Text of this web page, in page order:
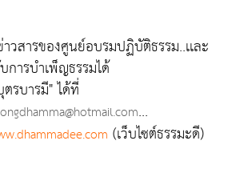
วสารของศูนย์อบรมปฏิบัติธรรม..เเละ
การบำเพ็ญธรรมได้
รบารมี" ได้ที่
...
(เว็บไซต์ธรรมะดี)